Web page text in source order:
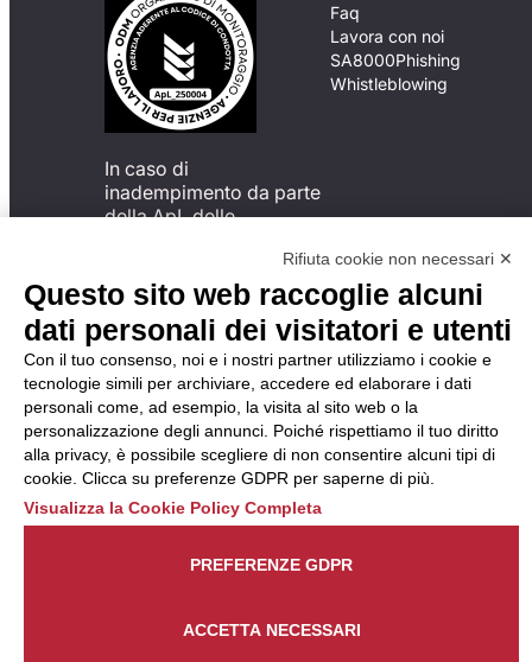
In caso di
inadempimento da parte
della ApL delle
del Codice di Condotta, è
possibile presentare un
reclamo
all’Organismo di
Monitoraggio utilizzando
una delle modalità
descritte al seguente
indirizzo web
https://odm-
agenzielavoro.it/reclami/.
Faq
Lavora con noi
SA8000Phishing
Whistleblowing
Rifiuta cookie non necessari ✕
Questo sito web raccoglie alcuni
dati personali dei visitatori e utenti
Con il tuo consenso, noi e i nostri partner utilizziamo i cookie e
tecnologie simili per archiviare, accedere ed elaborare i dati
personali come, ad esempio, la visita al sito web o la
personalizzazione degli annunci. Poiché rispettiamo il tuo diritto
alla privacy, è possibile scegliere di non consentire alcuni tipi di
cookie. Clicca su preferenze GDPR per saperne di più.
Visualizza la Cookie Policy Completa
ACCETTA NECESSARI
PREFERENZE GDPR